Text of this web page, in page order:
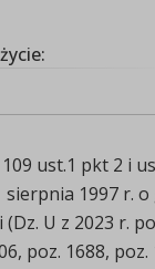
ust.1 pkt 2 i
sierpnia 1997 r.
U z 2023 r.
poz. 1688, poz.